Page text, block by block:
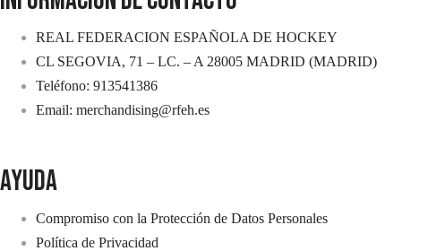
REAL FEDERACION ESPAÑOLA DE HOCKEY
CL SEGOVIA, 71 – LC. – A 28005 MADRID (MADRID)
Teléfono: 913541386
Email: merchandising@rfeh.es
AYUDA
Compromiso con la Protección de Datos Personales
Política de Privacidad